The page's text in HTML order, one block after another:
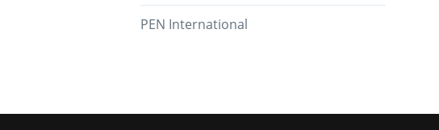
PEN International